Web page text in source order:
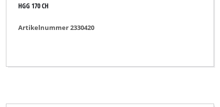
HGG 170 CH
Artikelnummer 2330420